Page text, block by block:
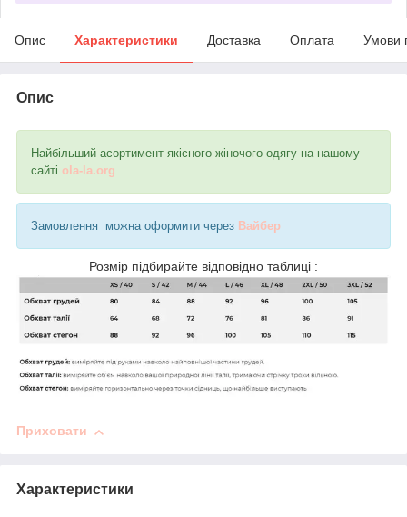
Опис Характеристики Доставка Оплата Умови
Опис
Найбільший асортимент якісного жіночого одягу на нашому
сайті ola-la.org
Замовлення можна оформити через Вайбер
Розмір підбирайте відповідно таблиці :
Приховати
Характеристики